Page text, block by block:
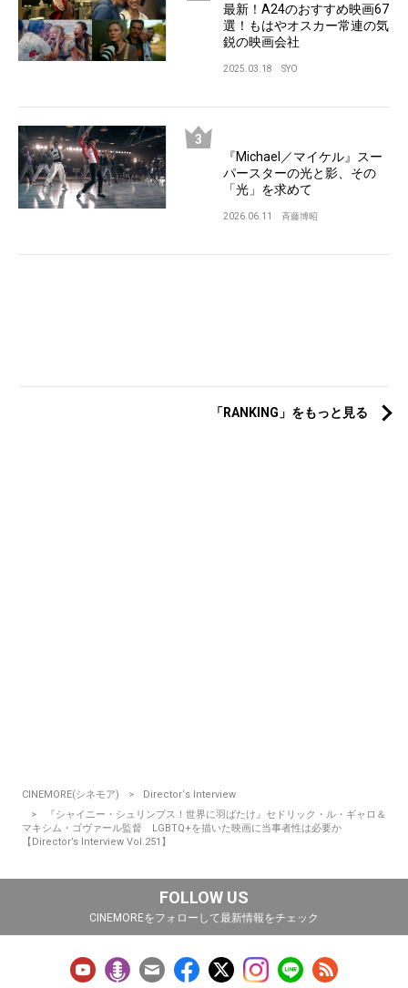
最新！A24のおすすめ映画67
選！もはやオスカー常連の気
鋭の映画会社
2025.03.18 SYO
『Michael／マイケル』スー
パースターの光と影、その
「光」を求めて
2026.06.11 斉藤博昭
「RANKING」をもっと見る
CINEMORE(シネモア)
Director‘s Interview
『シャイニー・シュリンプス！世界に羽ばたけ』セドリック・ル・ギャロ＆
マキシム・ゴヴァール監督 LGBTQ+を描いた映画に当事者性は必要か
【Director’s Interview Vol.251】
FOLLOW US
CINEMOREをフォローして最新情報をチェック